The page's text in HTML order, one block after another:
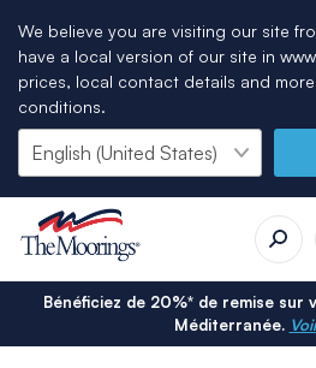
We believe you are visiting our site
have a local version of our site in
prices, local contact details and
conditions.
Bénéficiez de 20%* de remise
Méditerranée.